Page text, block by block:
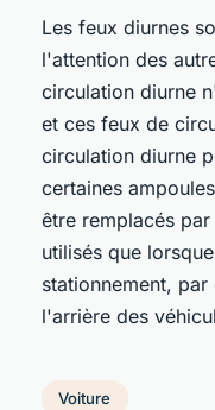
Les feux diurnes
l'attention des
circulation diurne
et ces feux de
circulation diurne
certaines
être remplacés
utilisés que
stationnement,
l'arrière des
Voiture